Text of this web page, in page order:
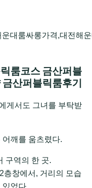
대룸싸롱가격,대전해
룸코스 금산퍼블
산퍼블릭룸후기
게서도 그녀를 부탁받
깨를 움츠렸다.
구역의 한 곳.
층창에서, 거리의 모습
었다.